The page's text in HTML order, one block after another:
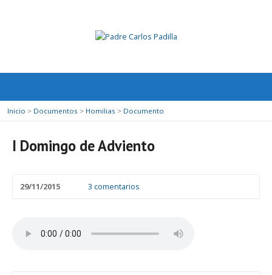
Inicio > Documentos > Homilias > Documento
I Domingo de Adviento
29/11/2015 3 comentarios